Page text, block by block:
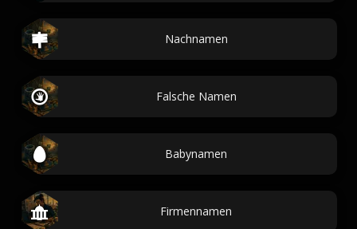
Nachnamen
Falsche Namen
Babynamen
Firmennamen